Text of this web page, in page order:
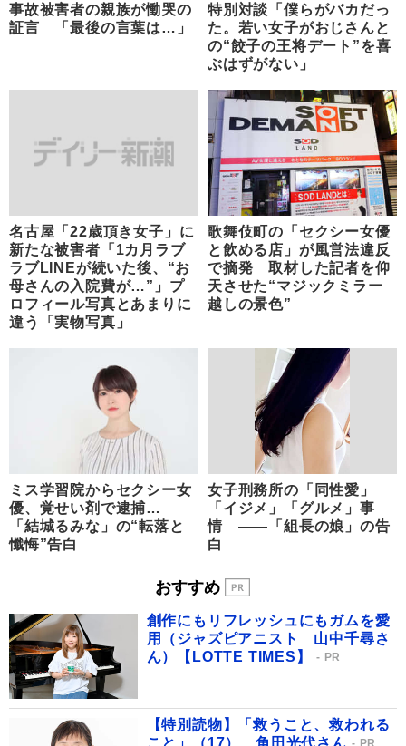
事故被害者の親族が慟哭の
証言 「最後の言葉は…」
特別対談「僕らがバカだっ
た。若い女子がおじさんと
の“餃子の王将デート”を喜
ぶはずがない」
名古屋「22歳頂き女子」に
新たな被害者「1カ月ラブ
ラブLINEが続いた後、“お
母さんの入院費が…”」プ
ロフィール写真とあまりに
違う「実物写真」
歌舞伎町の「セクシー女優
と飲める店」が風営法違反
で摘発 取材した記者を仰
天させた“マジックミラー
越しの景色”
ミス学習院からセクシー女
優、覚せい剤で逮捕…
「結城るみな」の“転落と
懺悔”告白
女子刑務所の「同性愛」
「イジメ」「グルメ」事
情 ――「組長の娘」の告
白
おすすめ
創作にもリフレッシュにもガムを愛
用（ジャズピアニスト 山中千尋さ
ん）【LOTTE TIMES】
PR
【特別読物】「救うこと、救われる
こと」（17） 角田光代さん